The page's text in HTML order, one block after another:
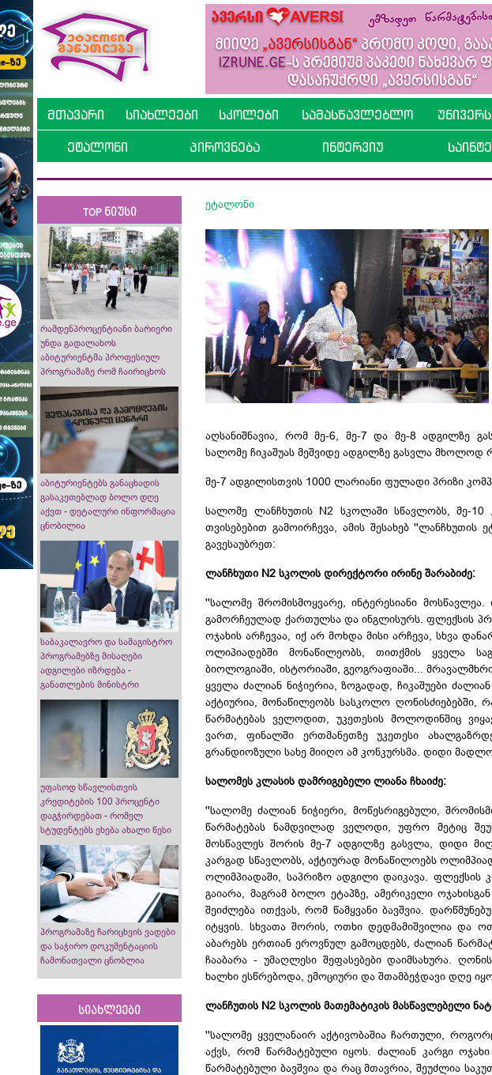
მთავარი სიახლეები სკოლები სამასწავლებლო
ეტალონი პიროვნება ინტერვიუ
TOP ნიუსი
რამდენპროცენტიანი ბარიერი
უნდა გადალახოს
აბიტურიენტმა პროფესიულ
პროგრამაზე რომ ჩაირიცხოს
აბიტურიენტებს განაცხადის
გასაკეთებლად ბოლო დღე
აქვთ - დეტალური ინფორმაცია
ცნობილია
საბაკალავრო და სამაგისტრო
პროგრამებზე მისაღები
ადგილები იზრდება -
განათლების მინისტრი
უფასოდ სწავლისთვის
კრედიტების 100 პროცენტი
დაგჭირდებათ - რომელ
სტუდენტებს ეხება ახალი წესი
პროგრამაზე ჩარიცხვის ვადები
და საჭირო დოკუმენტაციის
ჩამონათვალი ცნობლია
სიახლეები
ეტალონი
აღსანიშნავია, რომ მე-6, მე-7 და მე-8 ადგილზე
სალომე ჩიკაშუას მეშვიდე ადგილზე გასვლა მხოლოდ
მე-7 ადგილისთვის 1000 ლარიანი ფულადი პრიზი
სალომე ლანჩხუთის N2 სკოლაში სწავლობს, მე-
თვისებებით გამოირჩევა, ამის შესახებ
გავესაუბრეთ:
ლანჩხუთი N2 სკოლის დირექტორი ირინე შარაბიძე:
''სალომე შრომისმოყვარე, ინტერესიანი
გამორჩეულად ქართულსა და ინგლისურს. ფლექსის
ოჯახის არჩევაა, იქ არ მოხდა მისი არჩევა, სხვა
ოლიპიადებში მონაწილეობს, თითქმის ყველა
ბიოლოგიაში, ისტორიაში, გეოგრაფიაში...
ყველა ძალიან ნიჭიერია, ზოგადად, ჩიკაშუები
აქტიურია, მონაწილეობს სასკოლო ღონისძიებებში,
წარმატებას ველოდით, უკეთესის მოლოდინშიც
ვართ, ფინალში ერთმანეთზე უკეთესი
გრანდიოზული სახე მიიღო ამ კონკურსმა. დიდი
სალომეს კლასის დამრიგებელი ლიანა ჩხაიძე:
''სალომე ძალიან ნიჭიერი, მოწესრიგებული,
წარმატებას ნამდვილად ველოდი, უფრო მეტიც
მოსწავლეს შორის მე-7 ადგილზე გასვლა, დიდი
კარგად სწავლობს, აქტიურად მონაწილოებს
ოლიმპიადაში, საპრიზო ადგილი დაიკავა. ფლექსის
გაიარა, მაგრამ ბოლო ეტაპზე, ამერიკელი
შეიძლება ითქვას, რომ წამყვანი ბავშვია.
იტყვის. სხვათა შორის, ოთხი დედმამიშვილია და
აბარებს ერთიან ეროვნულ გამოცდებს, ძალიან
ჩააბარა - უმაღლესი შეფასებები დაიმსახურა.
ხალხი ესწრებოდა, ემოციური და შთამბეჭდავი დღე
ლანჩუთის N2 სკოლის მათემატიკის მასწავლებელი
''სალომე ყველანაირ აქტივობაშია ჩართული,
აქვს, რომ წარმატებული იყოს. ძალიან კარგი
წარმატებული ბავშვია და რაც მთავრია, შეუძლია